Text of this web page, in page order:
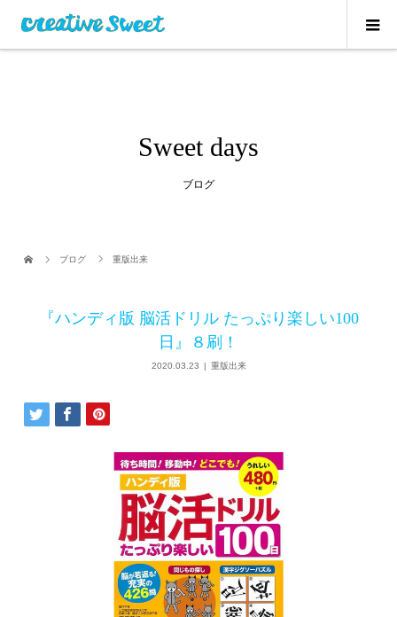
Sweet days
ブログ
ブログ 重版出来
『ハンディ版 脳活ドリル たっぷり楽しい100
日』８刷！
2020.03.23 重版出来